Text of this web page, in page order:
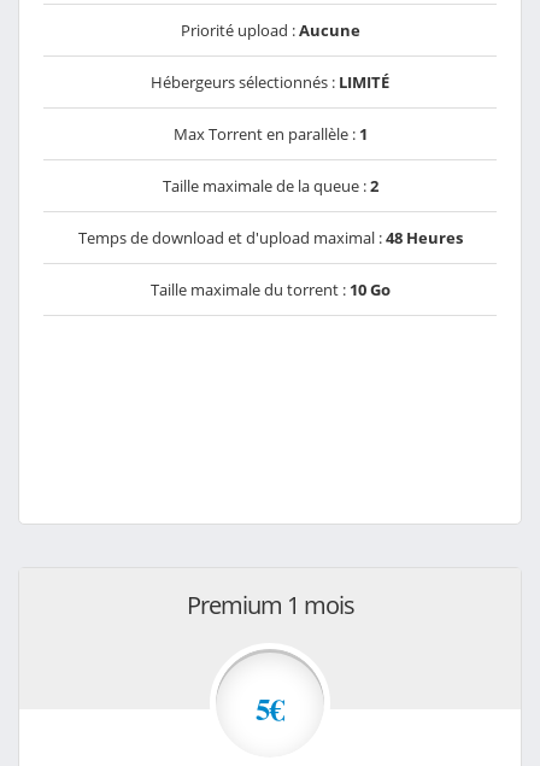
Priorité upload :Aucune
Hébergeurs sélectionnés : LIMITÉ
Max Torrent en parallèle : 1
Taille maximale de la queue :2
Temps de download et d'upload maximal :48 Heures
Taille maximale du torrent : 10 Go
Premium 1 mois
5€